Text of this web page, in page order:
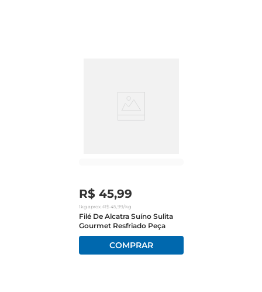
selecionados, garantindo frescor e sabor em cada
cuidado na sua produção.
Recomendações de uso
Para aproveitar ao máximo o sabor da Costela
Suína, recomendase temperála com ervas e
R$ 45,99
1kgaprox. •R$ 45,99/kg
Filé De Alcatra Suíno Sulita
Gourmet Resfriado Peça